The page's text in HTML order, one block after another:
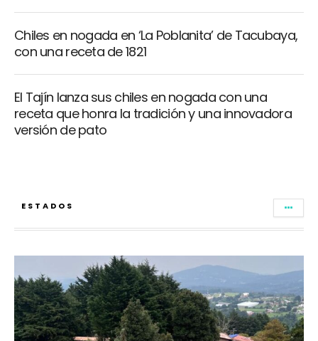
Chiles en nogada en ‘La Poblanita’ de Tacubaya,
con una receta de 1821
El Tajín lanza sus chiles en nogada con una
receta que honra la tradición y una innovadora
versión de pato
ESTADOS